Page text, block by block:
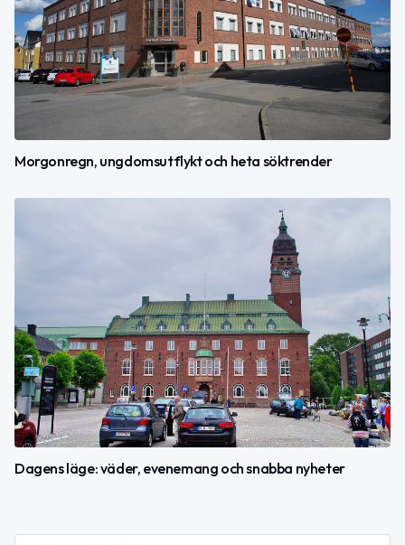
Morgonregn, ungdomsutflykt och heta söktrender
Dagens läge: väder, evenemang och snabba nyheter